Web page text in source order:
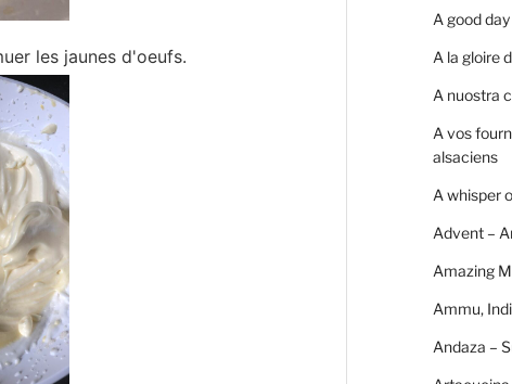
les jaunes d'oeufs.
A good
A la gloire
A nuostra
A vos
alsaciens
A whisper
Advent –
Amazing
Ammu,
Andaza –